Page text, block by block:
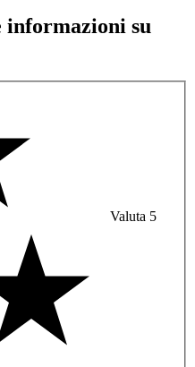
informazioni su
Valuta 5